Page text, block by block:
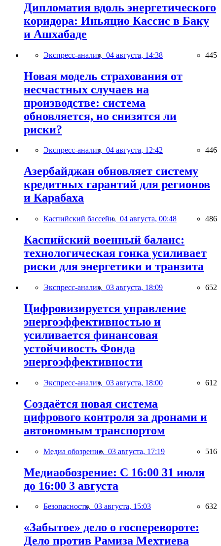
Дипломатия вдоль энергетического
коридора: Иньяцио Кассис в Баку
и Ашхабаде
Экспресс-анализ, 04 августа, 14:38 445
Новая модель страхования от
несчастных случаев на
производстве: система
обновляется, но снизятся ли
риски?
Экспресс-анализ, 04 августа, 12:42 446
Азербайджан обновляет систему
кредитных гарантий для регионов
и Карабаха
Каспийский бассейн, 04 августа, 00:48 486
Каспийский военный баланс:
технологическая гонка усиливает
риски для энергетики и транзита
Экспресс-анализ, 03 августа, 18:09 652
Цифровизируется управление
энергоэффективностью и
усиливается финансовая
устойчивость Фонда
энергоэффективности
Экспресс-анализ, 03 августа, 18:00 612
Создаётся новая система
цифрового контроля за дронами и
автономным транспортом
Медиа обозрение, 03 августа, 17:19 516
Медиаобозрение: С 16:00 31 июля
до 16:00 3 августа
Безопасность, 03 августа, 15:03 632
«Забытое» дело о госперевороте:
Дело против Рамиза Мехтиева